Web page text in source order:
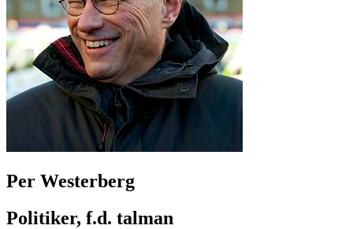
Per Westerberg
Politiker, f.d. talman